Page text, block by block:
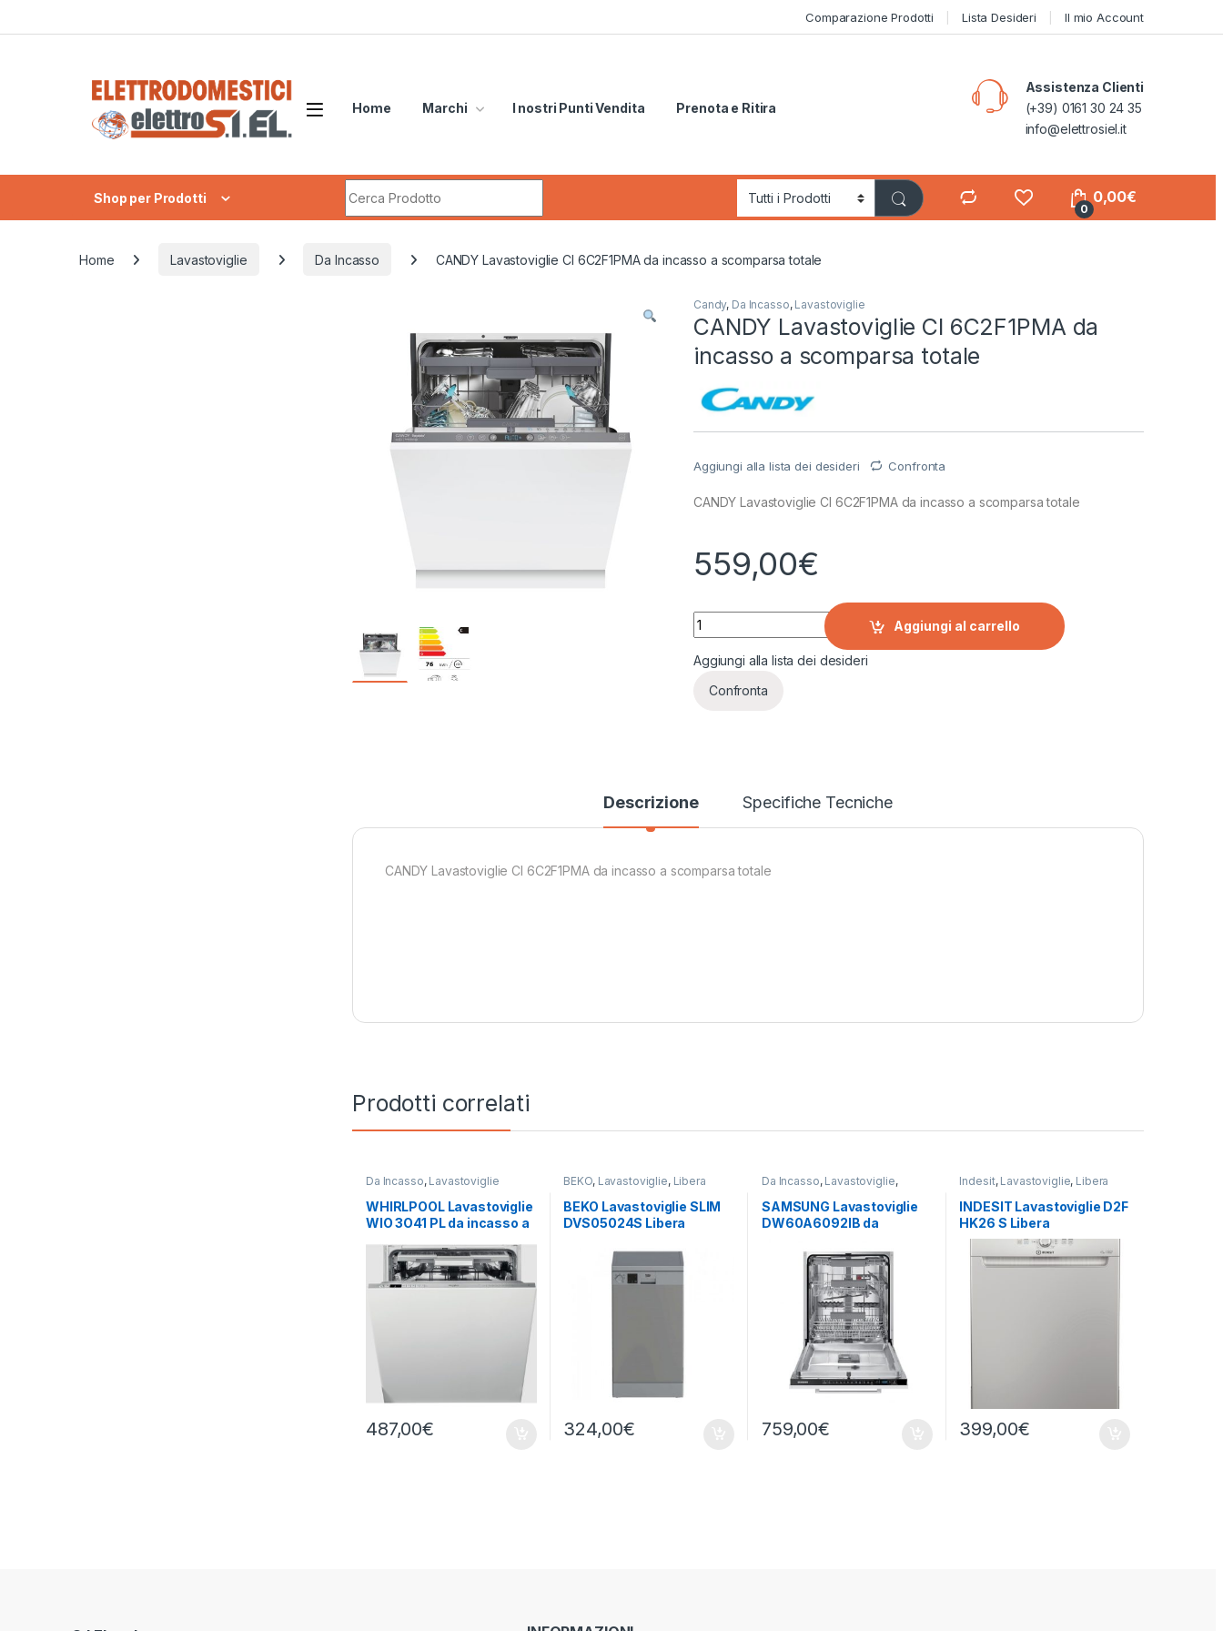
Comparazione Prodotti Lista Desideri Il mio Account
Home Marchi I nostri Punti Vendita Prenota e Ritira
Assistenza Clienti
(+39) 0161 30 24 35
info@elettrosiel.it
Shop per Prodotti
0
0,00€
Home Lavastoviglie Da Incasso CANDY Lavastoviglie CI 6C2F1PMA da incasso a scomparsa totale
Candy, Da Incasso, Lavastoviglie
CANDY Lavastoviglie CI 6C2F1PMA da
incasso a scomparsa totale
Aggiungi alla lista dei desideri Confronta
CANDY Lavastoviglie CI 6C2F1PMA da incasso a scomparsa totale
559,00€
CANDY Lavastoviglie CI 6C2F1PMA da incasso a scomparsa totale quantity
Aggiungi al carrello
Aggiungi alla lista dei desideri
Confronta
Descrizione Specifiche Tecniche
CANDY Lavastoviglie CI 6C2F1PMA da incasso a scomparsa totale
Prodotti correlati
Da Incasso, Lavastoviglie
WHIRLPOOL Lavastoviglie
WIO 3O41 PL da incasso a
487,00€
BEKO, Lavastoviglie, Libera
BEKO Lavastoviglie SLIM
DVS05024S Libera
324,00€
Da Incasso, Lavastoviglie,
SAMSUNG Lavastoviglie
DW60A6092IB da
759,00€
Indesit, Lavastoviglie, Libera
INDESIT Lavastoviglie D2F
HK26 S Libera
installazione 14 coperti
399,00€